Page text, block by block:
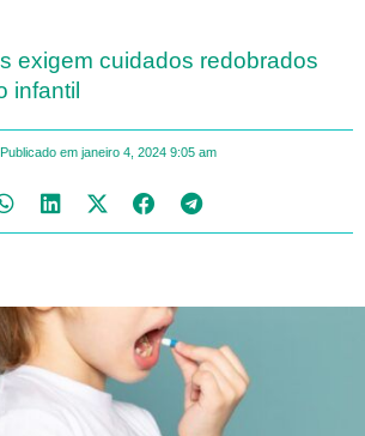
exigem cuidados redobrados
infantil
Publicado em janeiro 4, 2024 9:05 am